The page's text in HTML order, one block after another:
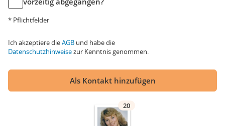
* Pflichtfelder
Ich akzeptiere dieAGB und habe die
Datenschutzhinweisezur Kenntnis genommen.
Als Kontakt hinzufügen
20